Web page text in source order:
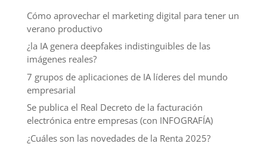
Cómo aprovechar el marketing digital para tener un
verano productivo
¿la IA genera deepfakes indistinguibles de las
imágenes reales?
7 grupos de aplicaciones de IA líderes del mundo
empresarial
Se publica el Real Decreto de la facturación
electrónica entre empresas (con INFOGRAFÍA)
¿Cuáles son las novedades de la Renta 2025?